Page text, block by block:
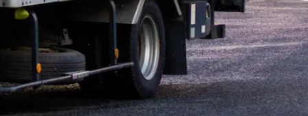
夏季休暇週休2日